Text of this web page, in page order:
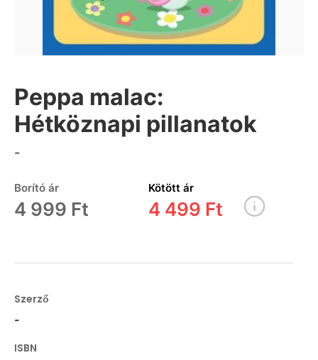
Peppa malac:
Hétköznapi pillanatok
-
Borító ár
4 999 Ft
Kötött ár
4 499 Ft
Szerző
-
ISBN